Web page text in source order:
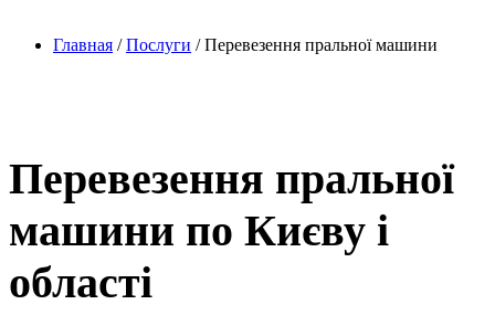
Главная /Послуги /Перевезення пральної машини
Перевезення пральної
машини по Києву і
області